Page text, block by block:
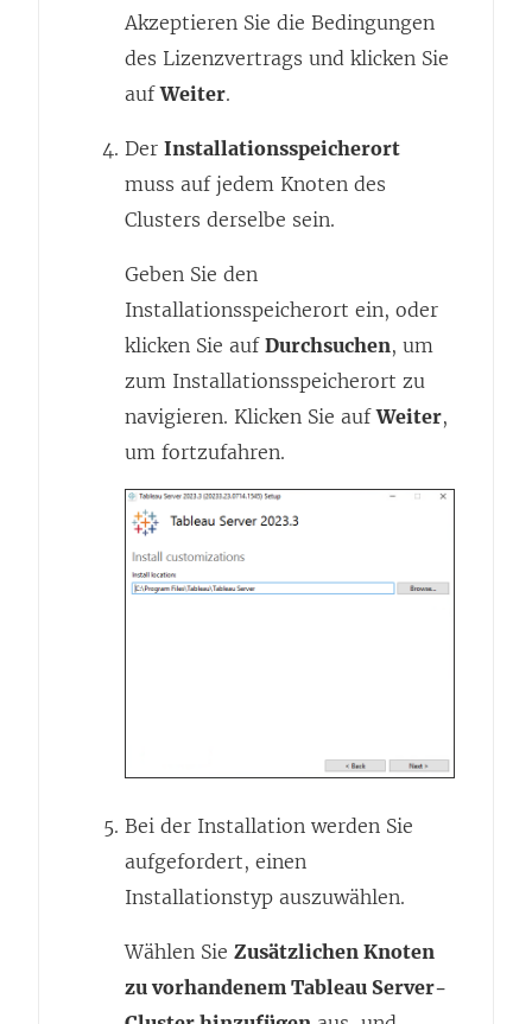
Akzeptieren Sie die Bedingungen
des Lizenzvertrags und klicken Sie
aufWeiter.
Der Installationsspeicherort
muss auf jedem Knoten des
Clusters derselbe sein.
Geben Sie den
Installationsspeicherort ein, oder
klicken Sie auf Durchsuchen, um
zum Installationsspeicherort zu
navigieren. Klicken Sie aufWeiter,
um fortzufahren.
Bei der Installation werden Sie
aufgefordert, einen
Installationstyp auszuwählen.
Wählen Sie Zusätzlichen Knoten
zu vorhandenem Tableau Server-